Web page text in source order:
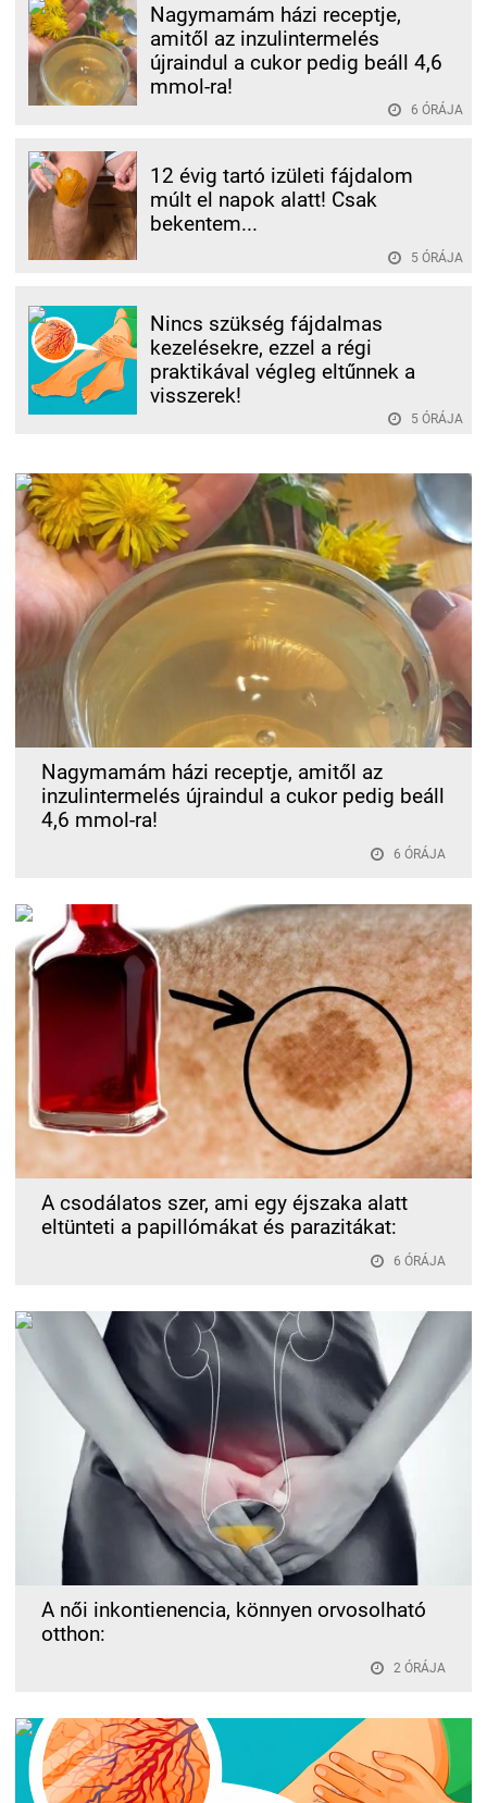
Nagymamám házi receptje,
amitől az inzulintermelés
újraindul a cukor pedig beáll 4,6
mmol-ra!
6 ÓRÁJA
12 évig tartó izületi fájdalom
múlt el napok alatt! Csak
bekentem...
5 ÓRÁJA
Nincs szükség fájdalmas
kezelésekre, ezzel a régi
praktikával végleg eltűnnek a
visszerek!
5 ÓRÁJA
Nagymamám házi receptje, amitől az
inzulintermelés újraindul a cukor pedig beáll
4,6 mmol-ra!
6 ÓRÁJA
A csodálatos szer, ami egy éjszaka alatt
eltünteti a papillómákat és parazitákat:
6 ÓRÁJA
A női inkontienencia, könnyen orvosolható
otthon:
2 ÓRÁJA